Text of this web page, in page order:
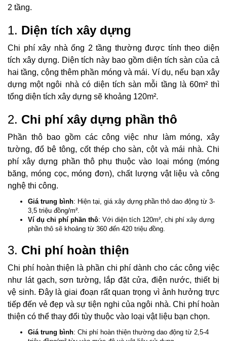
2 tầng.
1. Diện tích xây dựng
Chi phí xây nhà ống 2 tầng thường được tính theo diện
tích xây dựng. Diện tích này bao gồm diện tích sàn của cả
hai tầng, cộng thêm phần móng và mái. Ví dụ, nếu bạn xây
dựng một ngôi nhà có diện tích sàn mỗi tầng là 60m² thì
tổng diện tích xây dựng sẽ khoảng 120m².
2. Chi phí xây dựng phần thô
Phần thô bao gồm các công việc như làm móng, xây
tường, đổ bê tông, cốt thép cho sàn, cột và mái nhà. Chi
phí xây dựng phần thô phụ thuộc vào loại móng (móng
băng, móng cọc, móng đơn), chất lượng vật liệu và công
nghệ thi công.
Giá trung bình: Hiện tại, giá xây dựng phần thô dao động từ 3-
3,5 triệu đồng/m².
Ví dụ chi phí phần thô: Với diện tích 120m², chi phí xây dựng
phần thô sẽ khoảng từ 360 đến 420 triệu đồng.
3. Chi phí hoàn thiện
Chi phí hoàn thiện là phần chi phí dành cho các công việc
như lát gạch, sơn tường, lắp đặt cửa, điện nước, thiết bị
vệ sinh. Đây là giai đoạn rất quan trọng vì ảnh hưởng trực
tiếp đến vẻ đẹp và sự tiện nghi của ngôi nhà. Chi phí hoàn
thiện có thể thay đổi tùy thuộc vào loại vật liệu bạn chọn.
Giá trung bình: Chi phí hoàn thiện thường dao động từ 2,5-4